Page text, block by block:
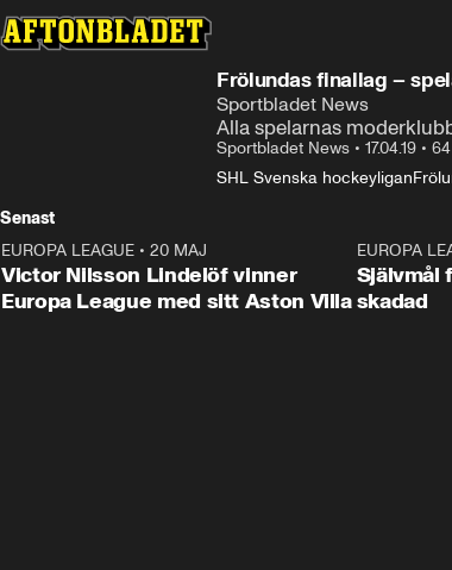
Frölundas finallag –
Sportbladet News
Alla spelarnas
Sportbladet News • 17.04.19 •
SHL Svenska hockeyligan
Senast
EUROPA LEAGUE • 20 MAJ
Victor Nilsson Lindelöf vinner
Europa League med sitt Aston Villa
EUROPA
Självmål
skadad